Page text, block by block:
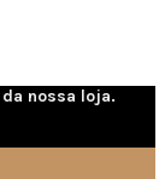
nossa loja.